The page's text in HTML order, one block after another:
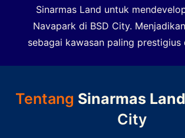
Sinarmas Land untuk
Navapark di BSD City.
sebagai kawasan paling prestigius
Tentang Sinarmas Land
City